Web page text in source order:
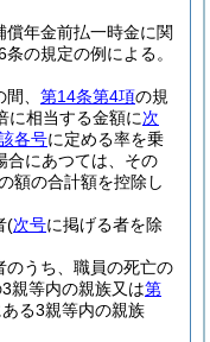
償年金前払一時金に関
の規定の例による。
、 第14条第4項の規
に相当する金額に次
各号に定める率を乗
合にあつては、その
額の合計額を控除し
(次号に掲げる者を除
のうち、職員の死亡の
親等内の親族又は第
ある3親等内の親族